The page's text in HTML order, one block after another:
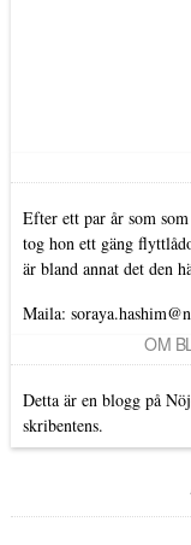
Efter ett par år som
tog hon ett gäng
är bland annat det den
Maila:
OM
Detta är en blogg på
skribentens.